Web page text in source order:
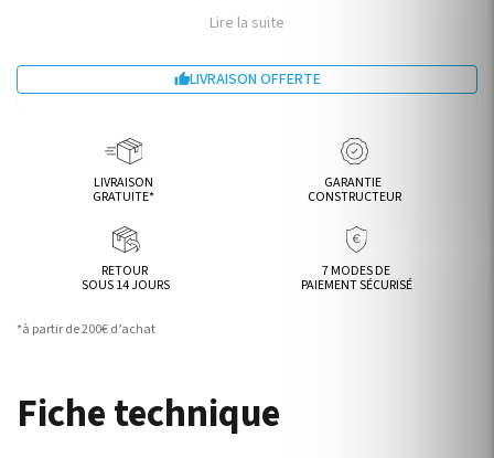
Lire la suite
LIVRAISON OFFERTE
LIVRAISON
GRATUITE*
GARANTIE
CONSTRUCTEUR
RETOUR
SOUS 14 JOURS
7 MODES DE
PAIEMENT SÉCURISÉ
*à partir de 200€ d’achat
Fiche technique